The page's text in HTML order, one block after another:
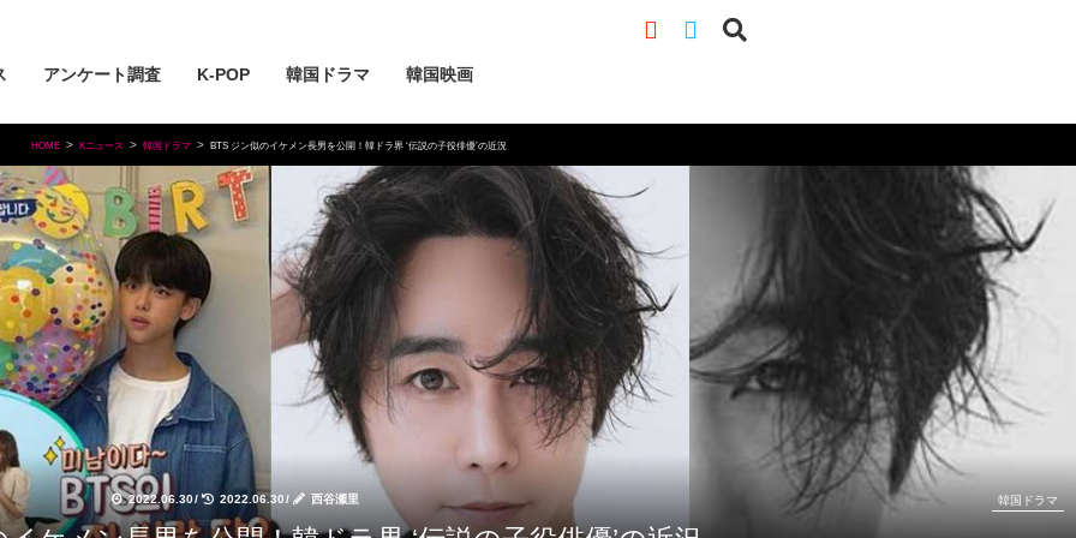
アンケート調査 K-POP 韓国ドラマ 韓国映画
HOME Kニュース 韓国ドラマ BTS ジン似のイケメン長男を公開！韓ドラ界 ‘伝説の子役俳優’の近況
2022.06.30/ 2022.06.30/ 西谷瀬里 韓国ドラマ